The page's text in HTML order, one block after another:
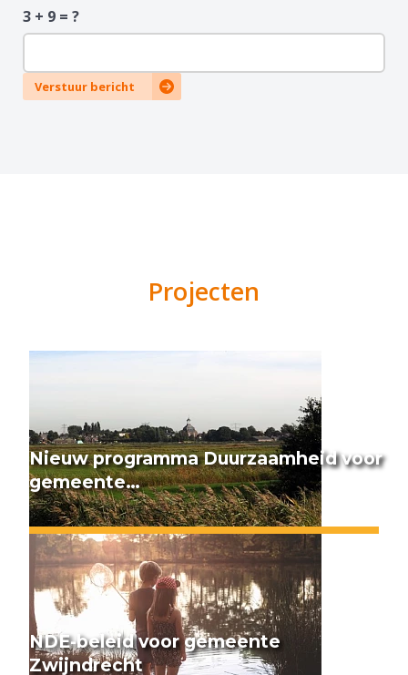
3 + 9 = ?
Verstuur bericht
Projecten
Nieuw programma Duurzaamheid voor
gemeente…
NDE-beleid voor gemeente
Zwijndrecht